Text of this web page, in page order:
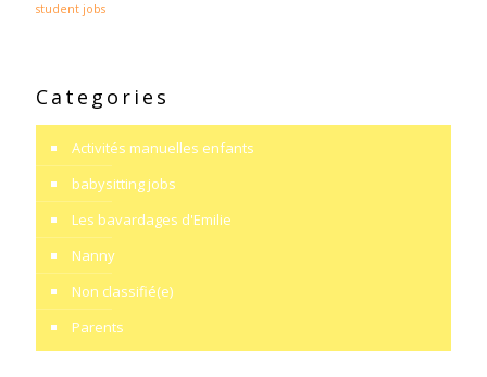
student jobs
Categories
Activités manuelles enfants
babysitting jobs
Les bavardages d'Emilie
Nanny
Non classifié(e)
Parents